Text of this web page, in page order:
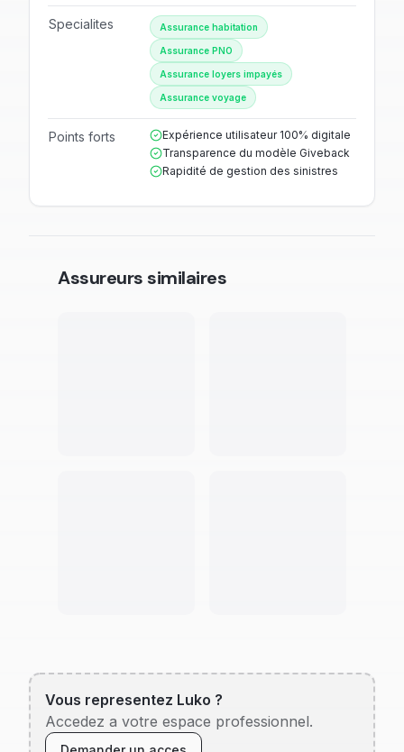
Specialites Assurance habitation
Assurance PNO
Assurance loyers impayés
Assurance voyage
Points forts
Expérience utilisateur 100% digitale
Transparence du modèle Giveback
Rapidité de gestion des sinistres
Assureurs similaires
Vous representez Luko ?
Accedez a votre espace professionnel.